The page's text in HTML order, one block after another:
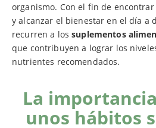
organismo. Con el fin de
y alcanzar el bienestar en el día a
recurren a lossuplementos
que contribuyen a lograr los
nutrientes recomendados.
La
unos hábitos